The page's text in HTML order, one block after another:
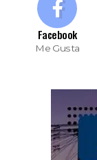
Facebook
Me Gusta